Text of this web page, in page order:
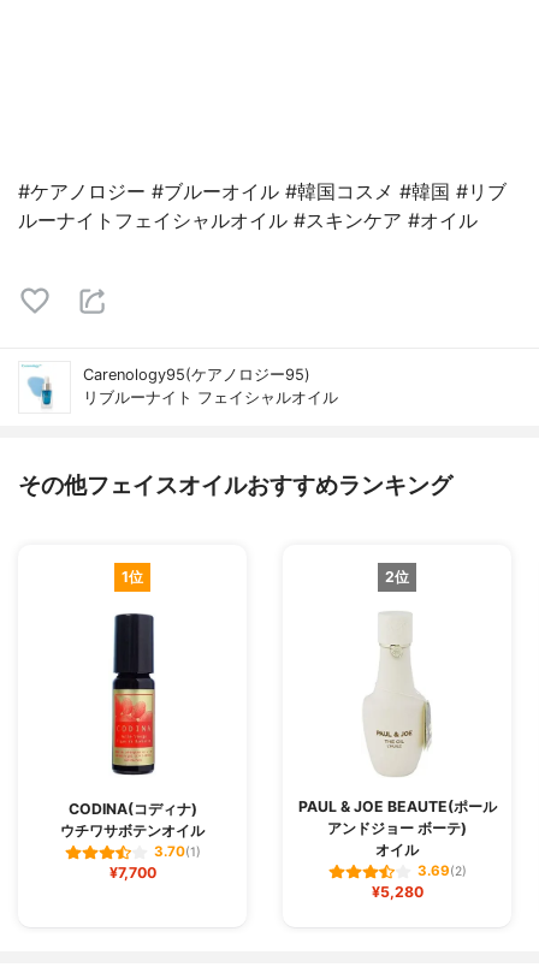
#ケアノロジー #ブルーオイル #韓国コスメ #韓国 #リブ
ルーナイトフェイシャルオイル #スキンケア #オイル
Carenology95(ケアノロジー95)
リブルーナイト フェイシャルオイル
その他フェイスオイルおすすめランキング
1位
CODINA(コディナ)
ウチワサボテンオイル
3.70(1)
¥7,700
2位
PAUL & JOE BEAUTE(ポール
アンドジョー ボーテ)
オイル
3.69(2)
¥5,280